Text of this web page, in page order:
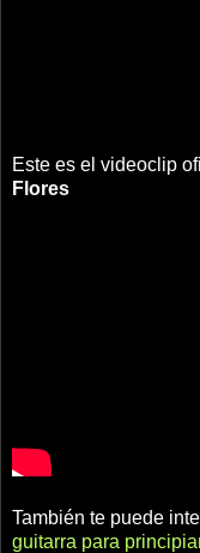
Este es el videoclip
Flores
También te puede
guitarra para